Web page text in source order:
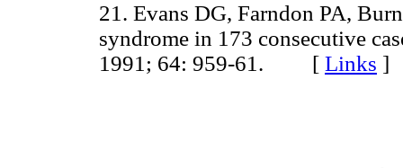
21. Evans DG, Farndon PA,
syndrome in 173 consecutive
1991; 64: 959-61. [ Links ]